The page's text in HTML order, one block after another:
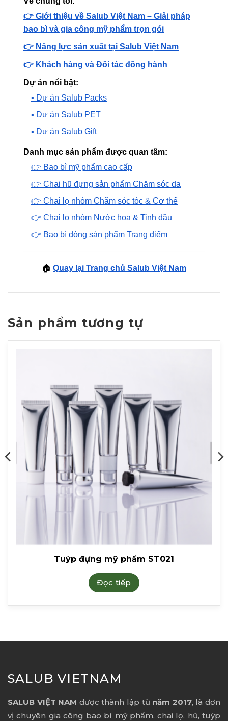
👉 Giới thiệu về Salub Việt Nam – Giải pháp
bao bì và gia công mỹ phẩm trọn gói
👉 Năng lực sản xuất tại Salub Việt Nam
👉 Khách hàng và Đối tác đồng hành
Dự án nổi bật:
▪️ Dự án Salub Packs
▪️ Dự án Salub PET
▪️ Dự án Salub Gift
Danh mục sản phẩm được quan tâm:
👉 Bao bì mỹ phẩm cao cấp
👉 Chai hũ đựng sản phẩm Chăm sóc da
👉 Chai lọ nhóm Chăm sóc tóc & Cơ thể
👉 Chai lọ nhóm Nước hoa & Tinh dầu
👉 Bao bì dòng sản phẩm Trang điểm
🏠 Quay lại Trang chủ Salub Việt Nam
Sản phẩm tương tự
Tuýp đựng mỹ phẩm ST021
Đọc tiếp
SALUB VIETNAM
SALUB VIỆT NAM được thành lập từ năm 2017, là đơn
vị chuyên gia công bao bì mỹ phẩm, chai lọ, hũ, tuýp